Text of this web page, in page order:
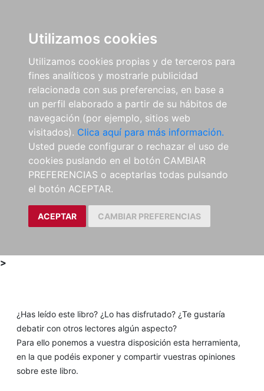
Utilizamos cookies
Utilizamos cookies propias y de terceros para
fines analíticos y mostrarle publicidad
relacionada con sus preferencias, en base a
un perfil elaborado a partir de su hábitos de
navegación (por ejemplo, sitios web
visitados). Clica aquí para más información.
Usted puede configurar o rechazar el uso de
cookies puslando en el botón CAMBIAR
PREFERENCIAS o aceptarlas todas pulsando
el botón ACEPTAR.
ACEPTAR CAMBIAR PREFERENCIAS
>
¿Has leído este libro? ¿Lo has disfrutado? ¿Te gustaría
debatir con otros lectores algún aspecto?
Para ello ponemos a vuestra disposición esta herramienta,
en la que podéis exponer y compartir vuestras opiniones
sobre este libro.